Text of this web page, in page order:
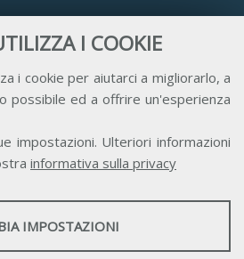
I COOKIE
i cookie per aiutarci a migliorarlo, a
possibile ed a offrire un'esperienza
impostazioni. Ulteriori informazioni
informativa sulla privacy
IMPOSTAZIONI